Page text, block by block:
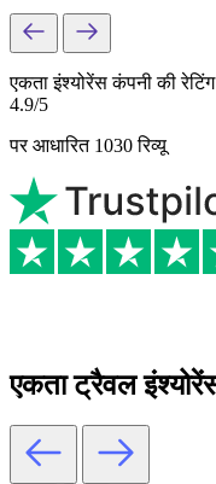
एकता इंश्योरेंस कंपनी की
4.9/5
पर आधारित 1030 रिव्यू
एकता ट्रैवल